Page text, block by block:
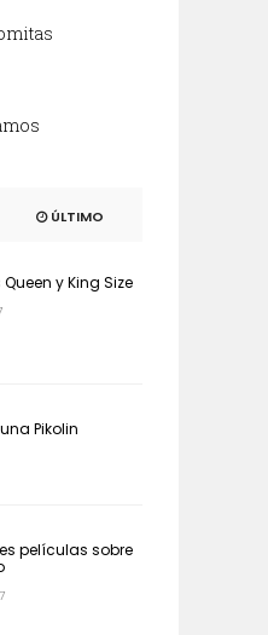
ÚLTIMO
y King Size
Pikolin
películas sobre